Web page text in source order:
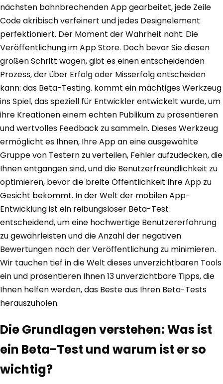
nächsten bahnbrechenden App gearbeitet, jede Zeile
Code akribisch verfeinert und jedes Designelement
perfektioniert. Der Moment der Wahrheit naht: Die
Veröffentlichung im App Store. Doch bevor Sie diesen
großen Schritt wagen, gibt es einen entscheidenden
Prozess, der über Erfolg oder Misserfolg entscheiden
kann: das Beta-Testing. kommt ein mächtiges Werkzeug
ins Spiel, das speziell für Entwickler entwickelt wurde, um
ihre Kreationen einem echten Publikum zu präsentieren
und wertvolles Feedback zu sammeln. Dieses Werkzeug
ermöglicht es Ihnen, Ihre App an eine ausgewählte
Gruppe von Testern zu verteilen, Fehler aufzudecken, die
Ihnen entgangen sind, und die Benutzerfreundlichkeit zu
optimieren, bevor die breite Öffentlichkeit Ihre App zu
Gesicht bekommt. In der Welt der mobilen App-
Entwicklung ist ein reibungsloser Beta-Test
entscheidend, um eine hochwertige Benutzererfahrung
zu gewährleisten und die Anzahl der negativen
Bewertungen nach der Veröffentlichung zu minimieren.
Wir tauchen tief in die Welt dieses unverzichtbaren Tools
ein und präsentieren Ihnen 13 unverzichtbare Tipps, die
Ihnen helfen werden, das Beste aus Ihren Beta-Tests
herauszuholen.
Die Grundlagen verstehen: Was ist
ein Beta-Test und warum ist er so
wichtig?